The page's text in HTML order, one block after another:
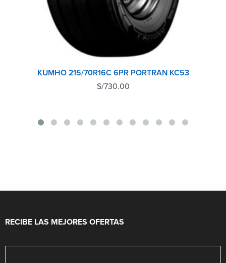
KUMHO 215/70R16C 6PR PORTRAN KC53
S/730.00
RECIBE LAS MEJORES OFERTAS